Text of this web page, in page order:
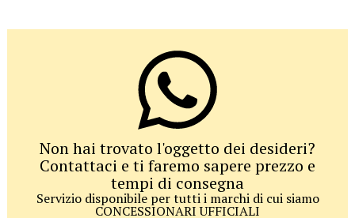
Non hai trovato l'oggetto dei desideri?
Contattaci e ti faremo sapere prezzo e
tempi di consegna
Servizio disponibile per tutti i marchi di cui siamo
CONCESSIONARI UFFICIALI